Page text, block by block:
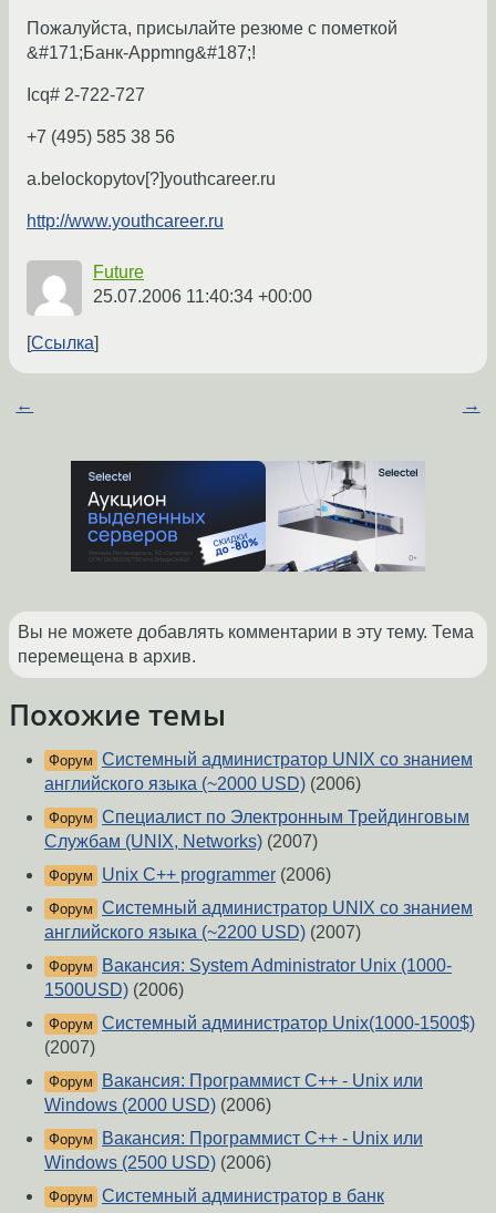
Пожалуйста, присылайте резюме с пометкой
&#171;Банк-Appmng&#187;!
Icq# 2-722-727
+7 (495) 585 38 56
a.belockopytov[?]youthcareer.ru
http://www.youthcareer.ru
Future
25.07.2006 11:40:34 +00:00
Ссылка
← →
Вы не можете добавлять комментарии в эту тему. Тема
перемещена в архив.
Похожие темы
Форум Системный администратор UNIX со знанием
английского языка (~2000 USD) (2006)
Форум Специалист по Электронным Трейдинговым
Службам (UNIX, Networks) (2007)
Форум Unix C++ programmer (2006)
Форум Системный администратор UNIX со знанием
английского языка (~2200 USD) (2007)
Форум
Вакансия: System Administrator Unix (1000-
1500USD) (2006)
Форум Системный администратор Unix(1000-1500$)
(2007)
Форум
Вакансия: Программист С++ - Unix или
Windows (2000 USD) (2006)
Форум
Вакансия: Программист С++ - Unix или
Windows (2500 USD) (2006)
Форум Системный администратор в банк